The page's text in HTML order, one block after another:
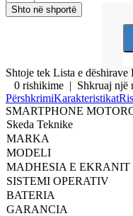
Shtoje tek Lista e dëshirave
0 rishikime | Shkruaj një
PërshkrimiKarakteristikat
SMARTPHONE
Skeda Teknike
MARKA
MODELI
MADHESIA E EKRANIT
SISTEMI OPERATIV
BATERIA
GARANCIA